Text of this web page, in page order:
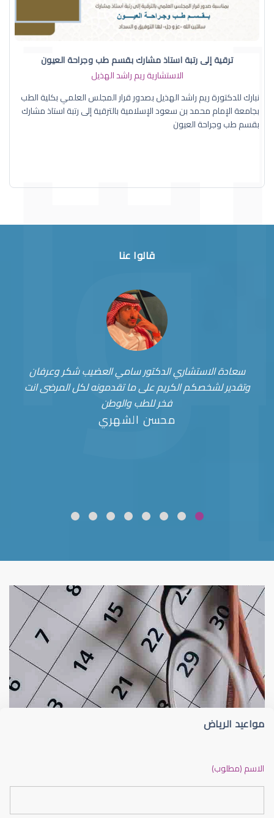
ترقية إلى رتبة استاذ مشارك بقسم طب وجراحة العيون
الاستشارية ريم راشد الهذيل
نبارك للدكتورة ريم راشد الهذيل بصدور قرار المجلس العلمي بكلية الطب
بجامعة الإمام محمد بن سعود الإسلامية بالترقية إلى رتبة استاذ مشارك
بقسم طب وجراحة العيون
قالوا عنا
سعادة الاستشاري الدكتور سامي العضيب شكر وعرفان
وتقدير لشخصكم الكريم على ما تقدمونه لكل المرضى انت
فخر للطب والوطن
محسن الشهري
قلوبال لرعاية العين ضعف نظر
مواعيد الرياض
الاسم (مطلوب)